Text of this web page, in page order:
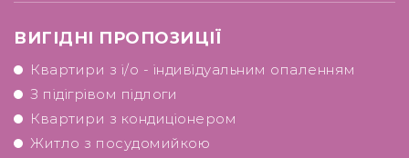
ВИГІДНІ ПРОПОЗИЦІЇ
Квартири з і/о - індивідуальним опаленням
З підігрівом підлоги
Квартири з кондиціонером
Житло з посудомийкою